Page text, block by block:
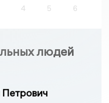
4 5 6
людей